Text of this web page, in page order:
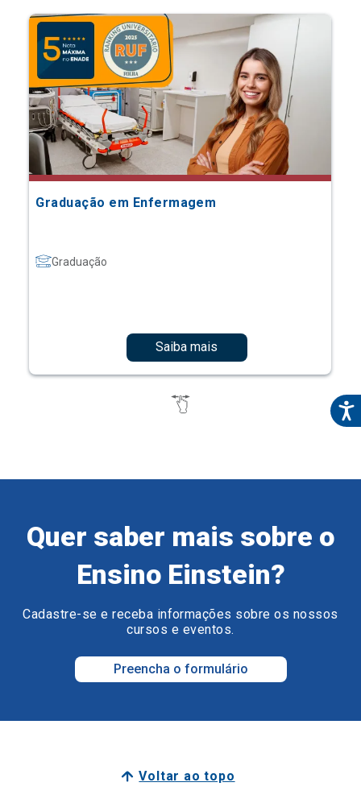
Graduação em Enfermagem
Graduação
Saiba mais
Quer saber mais sobre o
Ensino Einstein?
Cadastre-se e receba informações sobre os nossos
cursos e eventos.
Preencha o formulário
Voltar ao topo